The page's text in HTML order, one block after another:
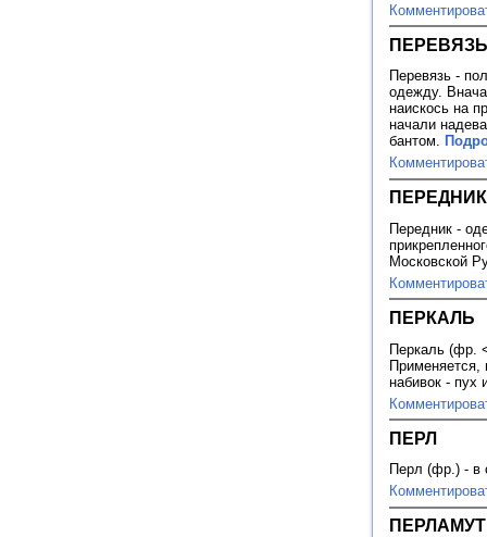
ПЕРЕВЯЗЬ
Перевязь -
одежду.
наискось на
начали
бантом.
ПЕРЕДНИК
Передник -
Московской
ПЕРКАЛЬ
Перкаль (фр.
Применяется,
набивок - пух
ПЕРЛ
Перл (фр.) - в